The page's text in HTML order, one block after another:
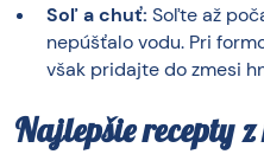
Soľ a chuť: Soľte až
nepúšťalo vodu. Pri
však pridajte do zmesi
Najlepšie recepty